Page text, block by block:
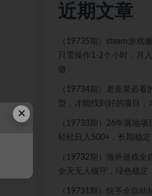
近期文章
（19735期）steam游戏
只需操作1-2个小时，月
做
（19734期）老韭菜必看
型，才能找到好的项目，
（19733期）26年落地项
轻松日入500+，长期稳定
（19732期）海外游戏全
全天无人值守，绿色稳定
（19731期）快手全自动
×